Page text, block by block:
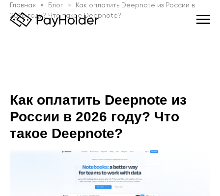
Главная Блог
Как оплатить Deepnote из России в
2026 году? Что такое Deepnote?
Как оплатить Deepnote из
России в 2026 году? Что
такое Deepnote?